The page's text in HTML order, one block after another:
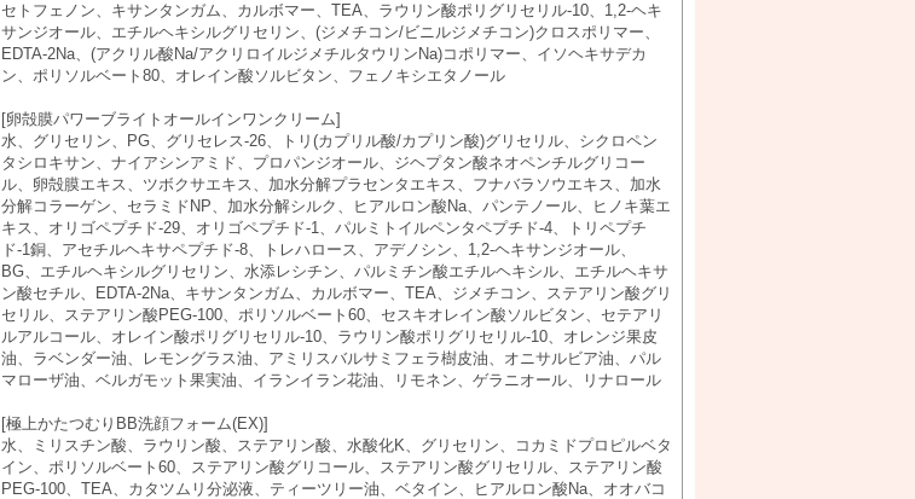
セトフェノン、キサンタンガム、カルボマー、TEA、ラウリン酸ポリグリセリル-10、1,2-ヘキ
サンジオール、エチルヘキシルグリセリン、(ジメチコン/ビニルジメチコン)クロスポリマー、
EDTA-2Na、(アクリル酸Na/アクリロイルジメチルタウリンNa)コポリマー、イソヘキサデカ
ン、ポリソルベート80、オレイン酸ソルビタン、フェノキシエタノール
[卵殻膜パワーブライトオールインワンクリーム]
水、グリセリン、PG、グリセレス-26、トリ(カプリル酸/カプリン酸)グリセリル、シクロペン
タシロキサン、ナイアシンアミド、プロパンジオール、ジヘプタン酸ネオペンチルグリコー
ル、卵殻膜エキス、ツボクサエキス、加水分解プラセンタエキス、フナバラソウエキス、加水
分解コラーゲン、セラミドNP、加水分解シルク、ヒアルロン酸Na、パンテノール、ヒノキ葉エ
キス、オリゴペプチド-29、オリゴペプチド-1、パルミトイルペンタペプチド-4、トリペプチ
ド-1銅、アセチルヘキサペプチド-8、トレハロース、アデノシン、1,2-ヘキサンジオール、
BG、エチルヘキシルグリセリン、水添レシチン、パルミチン酸エチルヘキシル、エチルヘキサ
ン酸セチル、EDTA-2Na、キサンタンガム、カルボマー、TEA、ジメチコン、ステアリン酸グリ
セリル、ステアリン酸PEG-100、ポリソルベート60、セスキオレイン酸ソルビタン、セテアリ
ルアルコール、オレイン酸ポリグリセリル-10、ラウリン酸ポリグリセリル-10、オレンジ果皮
油、ラベンダー油、レモングラス油、アミリスバルサミフェラ樹皮油、オニサルビア油、パル
マローザ油、ベルガモット果実油、イランイラン花油、リモネン、ゲラニオール、リナロール
[極上かたつむりBB洗顔フォーム(EX)]
水、ミリスチン酸、ラウリン酸、ステアリン酸、水酸化K、グリセリン、コカミドプロピルベタ
イン、ポリソルベート60、ステアリン酸グリコール、ステアリン酸グリセリル、ステアリン酸
PEG-100、TEA、カタツムリ分泌液、ティーツリー油、ベタイン、ヒアルロン酸Na、オオバコ